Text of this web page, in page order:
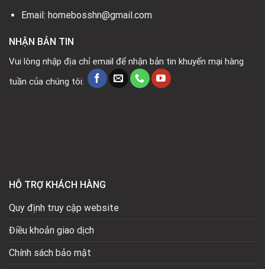
Email: homebosshn@gmail.com
NHẬN BẢN TIN
Vui lòng nhập địa chỉ email để nhận bản tin khuyến mại hàng
tuần của chúng tôi:
HỖ TRỢ KHÁCH HÀNG
Quy định truy cập website
Điều khoản giao dịch
Chính sách bảo mật